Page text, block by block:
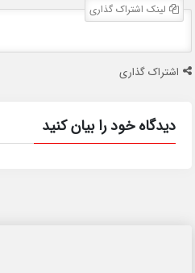
لینک اشتراک گذاری
اشتراک گذاری
دیدگاه خود را بیان کنید